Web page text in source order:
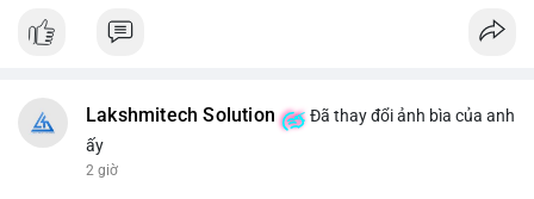
phiếu kho bạc và chỉ số USD có giảm hay không.
$btc
Lakshmitech Solution
Đã thay đổi ảnh bìa của anh
ấy
2 giờ